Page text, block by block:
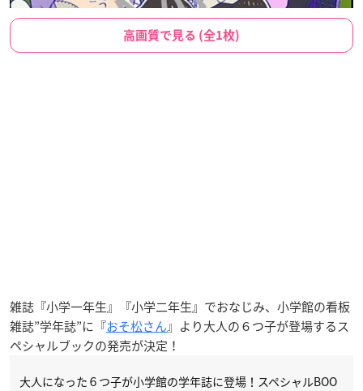
高画質で見る (全1枚)
雑誌『小学一年生』『小学二年生』でおなじみ、小学館の看板
雑誌”学年誌”に『おそ松さん』より大人の６つ子が登場するス
ペシャルブックの発売が決定！
大人になった６つ子が小学館の学年誌に登場！スペシャルBOO